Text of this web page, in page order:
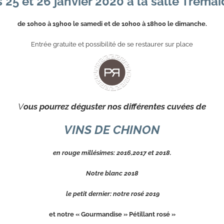
de 10h00 à 19h00 le samedi et de 10h00 à 18h00 le dimanche.
Entrée gratuite et possibilité de se restaurer sur place
Vous pourrez déguster nos différentes cuvées de
VINS DE CHINON
en rouge millésimes: 2016,2017 et 2018.
Notre blanc 2018
le petit dernier: notre rosé 2019
et notre « Gourmandise » Pétillant rosé »